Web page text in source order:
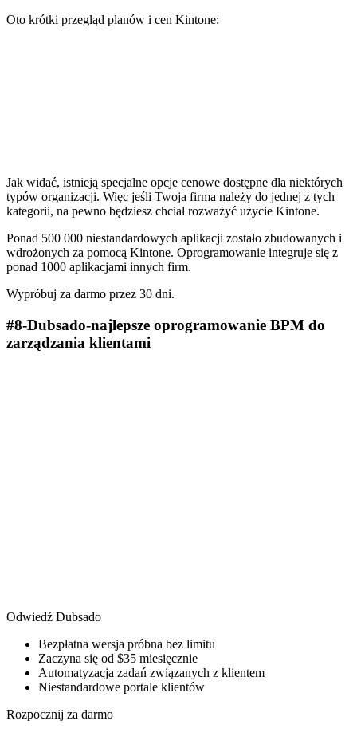
Oto krótki przegląd planów i cen Kintone:
Jak widać, istnieją specjalne opcje cenowe dostępne dla niektórych
typów organizacji. Więc jeśli Twoja firma należy do jednej z tych
kategorii, na pewno będziesz chciał rozważyć użycie Kintone.
Ponad 500 000 niestandardowych aplikacji zostało zbudowanych i
wdrożonych za pomocą Kintone. Oprogramowanie integruje się z
ponad 1000 aplikacjami innych firm.
Wypróbuj za darmo przez 30 dni.
#8-Dubsado-najlepsze oprogramowanie BPM do
zarządzania klientami
Odwiedź Dubsado
Bezpłatna wersja próbna bez limitu
Zaczyna się od $35 miesięcznie
Automatyzacja zadań związanych z klientem
Niestandardowe portale klientów
Rozpocznij za darmo